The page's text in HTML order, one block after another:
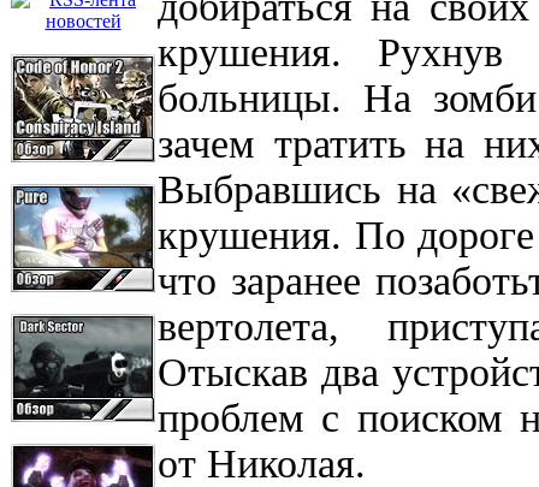
крушения.
больницы. На
зачем тратить на
Выбравшись на
крушения. По дороге
что заранее
вертолета,
Отыскав два
проблем с поиском
от Николая.